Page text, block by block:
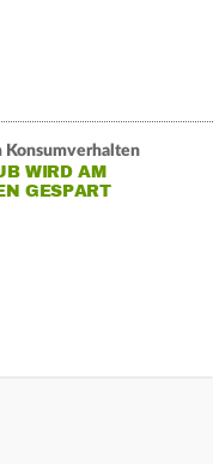
Konsumverhalten
WIRD AM
GESPART